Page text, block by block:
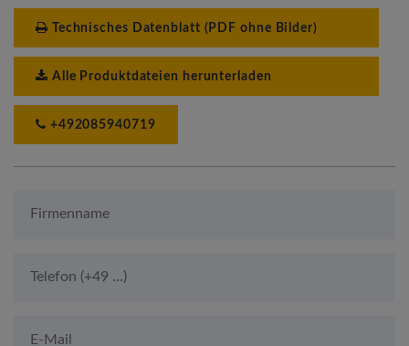
Technisches Datenblatt (PDF ohne Bilder)
Alle Produktdateien herunterladen
+492085940719